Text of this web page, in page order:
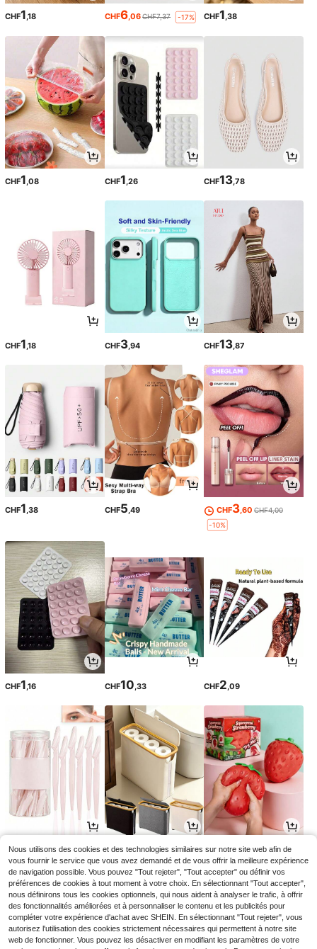
CHF1,18 CHF6,06CHF7,37 -17% CHF1,38
CHF1 ,08 CHF1 ,26 CHF13 ,78
CHF1,18 CHF3,94 CHF13,87
CHF1,38 CHF5,49 CHF3,60 CHF4,00
-10%
CHF1,16 CHF10,33 CHF2,09
CHF1 ,18 CHF2,96CHF2,97 CHF3,88
Nous utilisons des cookies et des technologies similaires sur notre site web afin de
vous fournir le service que vous avez demandé et de vous offrir la meilleure expérience
de navigation possible. Vous pouvez "Tout rejeter", "Tout accepter" ou définir vos
préférences de cookies à tout moment à votre choix. En sélectionnant "Tout accepter",
nous définirons tous les cookies optionnels, qui nous aident à analyser le trafic, à offrir
des fonctionnalités améliorées et à personnaliser le contenu et les publicités pour
compléter votre expérience d'achat avec SHEIN. En sélectionnant "Tout rejeter", vous
autorisez l'utilisation des cookies strictement nécessaires qui permettent à notre site
web de fonctionner. Vous pouvez les désactiver en modifiant les paramètres de votre